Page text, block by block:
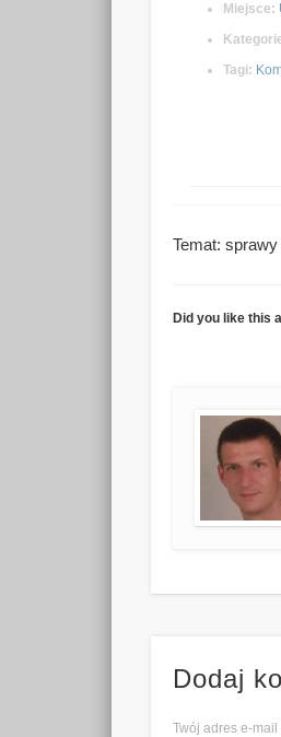
Miejsce:
Tagi:
Temat:
Did you like this
Dodaj
Twój adres e-